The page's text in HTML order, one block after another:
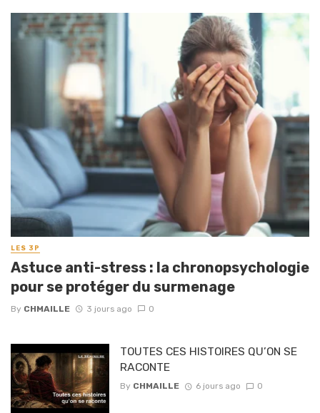
LES 3P
Astuce anti-stress : la chronopsychologie
pour se protéger du surmenage
By CHMAILLE 3 jours ago 0
TOUTES CES HISTOIRES QU’ON SE
RACONTE
By CHMAILLE 6 jours ago 0